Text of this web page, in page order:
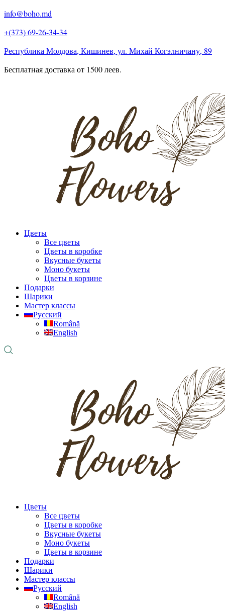
info@boho.md
+(373) 69-26-34-34
Республика Молдова, Кишинев, ул. Михай Когэлничану, 89
Бесплатная доставка от 1500 леев.
Цветы
Все цветы
Цветы в коробке
Вкусные букеты
Моно букеты
Цветы в корзине
Подарки
Шарики
Мастер классы
Русский
Română
English
Цветы
Все цветы
Цветы в коробке
Вкусные букеты
Моно букеты
Цветы в корзине
Подарки
Шарики
Мастер классы
Русский
Română
English